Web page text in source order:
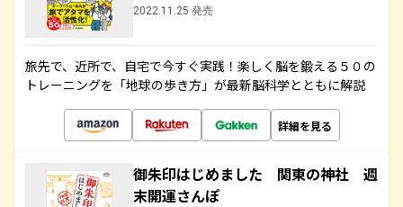
2022.11.25 発売
旅先で、近所で、自宅で今すぐ実践！楽しく脳を鍛える５０の
トレーニングを「地球の歩き方」が最新脳科学とともに解説
詳細を見る
御朱印はじめました 関東の神社 週
末開運さんぽ